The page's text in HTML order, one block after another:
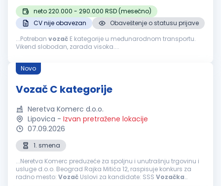
neto 220.000 - 290.000 RSD (mesečno)
CV nije obavezan
Obaveštenje o statusu prijave
...Potreban vozač E kategorije u međunarodnom transportu.
Vikend slobodan, zarada visoka....
Novo
Vozač C kategorije
Neretva Komerc d.o.o.
Lipovica - Izvan pretražene lokacije
07.09.2026
1. smena
...Neretva Komerc preduzeće za spoljnu i unutrašnju trgovinu i
usluge d.o.o. Beograd Rajka Mitića 12, raspisuje konkurs za
radno mesto: Vozač Uslovi za kandidate: SSS Vozačka